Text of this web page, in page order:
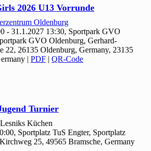
2026 U13 Vorrunde
Oldenburg
- 31.1.2027 13:30, Sportpark GVO
GVO Oldenburg, Gerhard-
22, 26135 Oldenburg, Germany, 23135
| PDF | QR-Code
Turnier
Küchen
Sportplatz TuS Engter, Sportplatz
25, 49565 Bramsche, Germany